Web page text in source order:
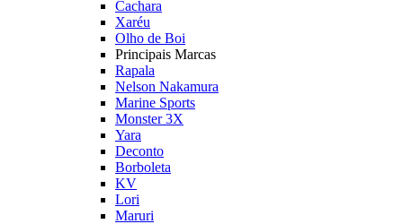
Cachara
Xaréu
Olho de Boi
Principais Marcas
Rapala
Nelson Nakamura
Marine Sports
Monster 3X
Yara
Deconto
Borboleta
KV
Lori
Maruri